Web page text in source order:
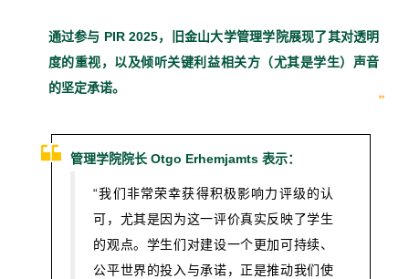
通过参与 PIR 2025，旧金山大学管理学院展现了其对透明
度的重视，以及倾听关键利益相关方（尤其是学生）声音
的坚定承诺。
管理学院院长Otgo Erhemjamts 表示：
“我们非常荣幸获得积极影响力评级的认
可，尤其是因为这一评价真实反映了学生
的观点。学生们对建设一个更加可持续、
公平世界的投入与承诺，正是推动我们使